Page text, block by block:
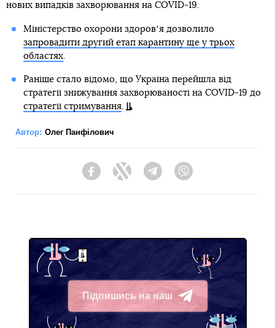
нових випадків захворювання на COVID-19.
Міністерство охорони здоровʼя дозволило
запровадити другий етап карантину ще у трьох
областях.
Раніше стало відомо, що Україна перейшла від
стратегії знижування захворюваності на COVID-19 до
стратегії стримування.
Автор: Олег Панфілович
FacebookTwitter Telegram
Підпишись на наш
Telegram